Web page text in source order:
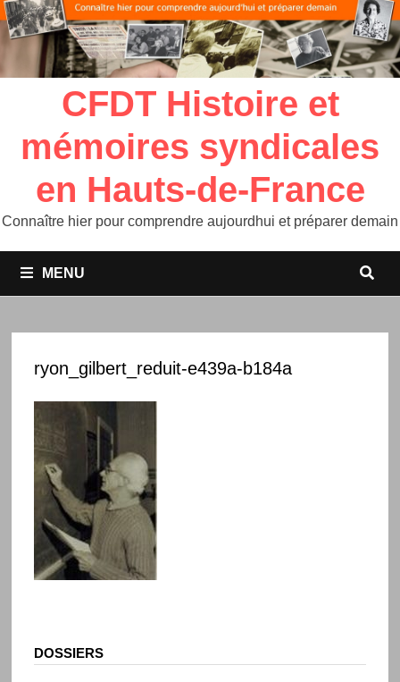
CFDT Histoire et
mémoires syndicales
en Hauts-de-France
Connaître hier pour comprendre aujourdhui et préparer demain
MENU
ryon_gilbert_reduit-e439a-b184a
DOSSIERS